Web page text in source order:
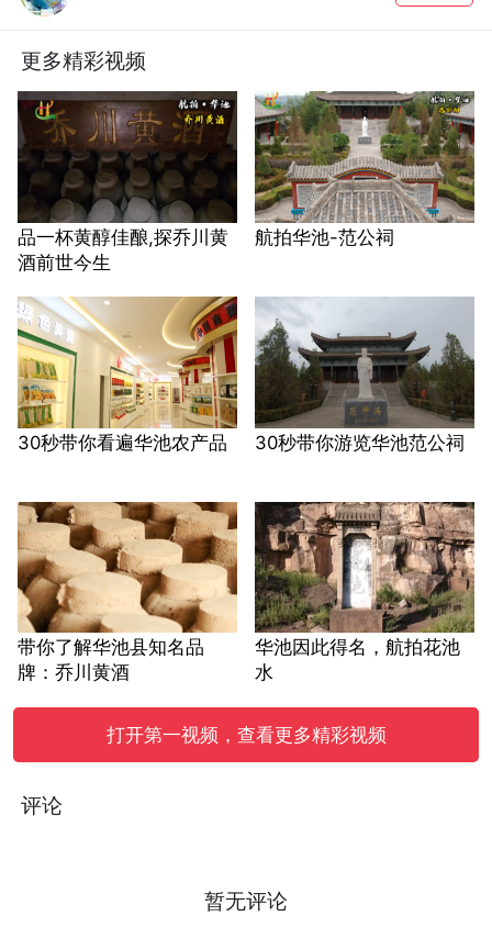
更多精彩视频
品一杯黄醇佳酿,探乔川黄
酒前世今生
航拍华池-范公祠
30秒带你看遍华池农产品 30秒带你游览华池范公祠
带你了解华池县知名品
牌：乔川黄酒
华池因此得名，航拍花池
水
打开第一视频，查看更多精彩视频
评论
暂无评论